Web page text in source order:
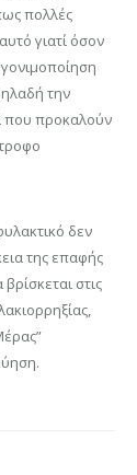
πολλές
γιατί όσον
την
που προκαλούν
δεν
της επαφής
στις